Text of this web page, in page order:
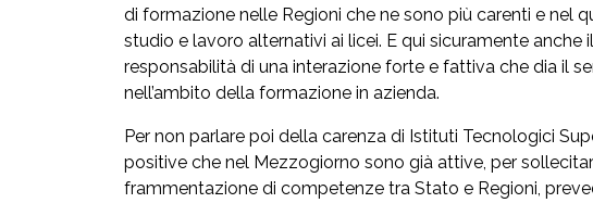
di formazione nelle Regioni che ne sono più carenti e nel
studio e lavoro alternativi ai licei. E qui sicuramente
responsabilità di una interazione forte e fattiva che dia il
nell’ambito della formazione in azienda.
Per non parlare poi della carenza di Istituti Tecnologici
positive che nel Mezzogiorno sono già attive, per
frammentazione di competenze tra Stato e Regioni,